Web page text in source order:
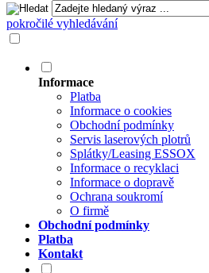
pokročilé vyhledávání
Informace
Platba
Informace o cookies
Obchodní podmínky
Servis laserových plotrů
Splátky/Leasing ESSOX
Informace o recyklaci
Informace o dopravě
Ochrana soukromí
O firmě
Obchodní podmínky
Platba
Kontakt